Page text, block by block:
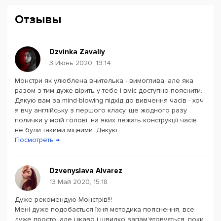
Методистами разработана программа для
корпоративного обучения. Курсы школы созданы по
Дистанционно можно пройти интенсивный
разговорный курс за 1 месяц, по программе которого
до автоматизма доводится одна выбранная тема и
делается акцент на активное общение.
Есть подписка на Монстродомашку – это каждый день
5 предложений на перевод, правильные ответы и
видео с объяснением грамматики, а также
интерактивный квиз на закрепление материала.
включают несколько лекций на определенную тему.
Все детали о них публикуются в социальных сетях
школы.
Powered byLeaflet— © Google 2026
Отзывы
Dzvinka Zavaliy
3 Июнь 2020, 19:14
Монстри як улюблена вчителька - вимоглива, але яка
разом з тим дуже вірить у тебе і вміє доступно пояснити.
Дякую вам за mind-blowing підхід до вивчення часів - хоч
я вчу англійську з першого класу, ще жодного разу
полички у моїй голові, на яких лежать конструкції часів
не були такими міцними. Дякую...
Посмотреть →
Dzvenyslava Alvarez
13 Май 2020, 15:18
Дуже рекомендую Монстрів!!!
Мені дуже подобається їхня методика пояснення, все
дуже просто, але цікаво і швидко запам’ятовується, поки